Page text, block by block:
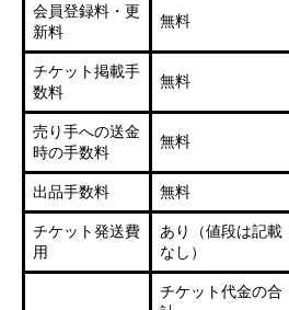
会員登録料・更
新料
無料
チケット掲載手
数料
無料
売り手への送金
時の手数料
無料
出品手数料 無料
チケット発送費
用
あり（値段は記載
なし）
チケット代金の合